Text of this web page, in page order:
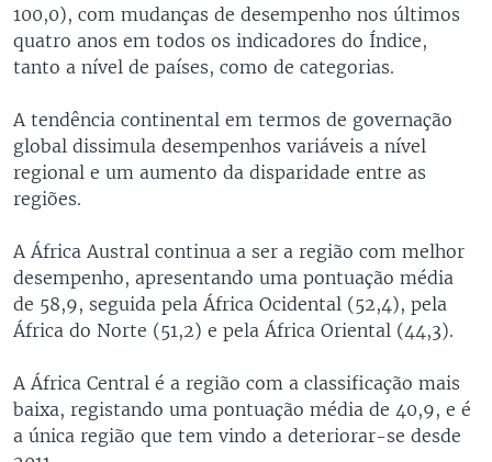
100,0), com mudanças de desempenho nos últimos
quatro anos em todos os indicadores do Índice,
tanto a nível de países, como de categorias.
A tendência continental em termos de governação
global dissimula desempenhos variáveis a nível
regional e um aumento da disparidade entre as
regiões.
A África Austral continua a ser a região com melhor
desempenho, apresentando uma pontuação média
de 58,9, seguida pela África Ocidental (52,4), pela
África do Norte (51,2) e pela África Oriental (44,3).
A África Central é a região com a classificação mais
baixa, registando uma pontuação média de 40,9, e é
a única região que tem vindo a deteriorar-se desde